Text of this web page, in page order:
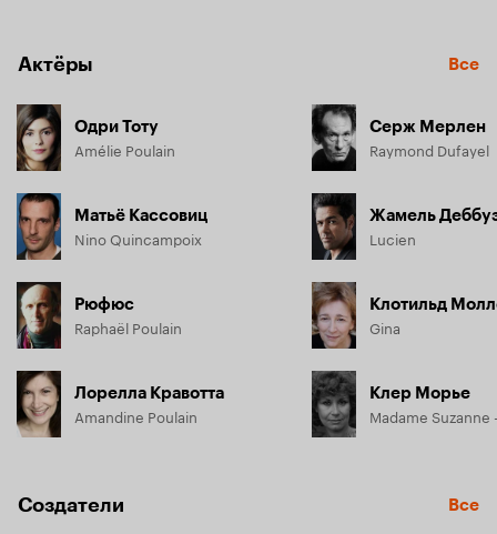
Актёры Все
Одри Тоту
Amélie Poulain
Матьё Кассовиц
Nino Quincampoix
Рюфюс
Raphaël Poulain
Лорелла Кравотта
Amandine Poulain
Серж Мерлен
Raymond Dufayel
Жамель
Lucien
Клотильд
Gina
Клер Морье
Создатели Все